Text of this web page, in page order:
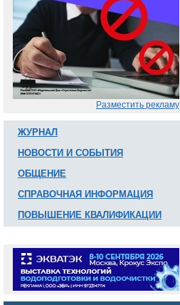
Разместить рекламу
ЖУРНАЛ
НОВОСТИ И СОБЫТИЯ
ОБЩЕНИЕ
СПРАВОЧНАЯ ИНФОРМАЦИЯ
ПОВЫШЕНИЕ КВАЛИФИКАЦИИ